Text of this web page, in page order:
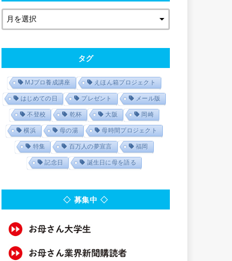
タグ
MJプロ養成講座 えほん箱プロジェクト
はじめての日 プレゼント メール版
不登校 乾杯 大阪 岡崎
横浜 母の湯 母時間プロジェクト
特集 百万人の夢宣言 福岡
記念日 誕生日に母を語る
◇ 募集中 ◇